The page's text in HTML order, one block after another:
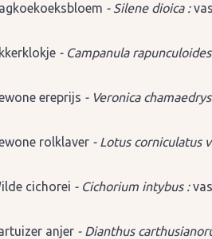
- Silene dioica :
- Campanula
ereprijs - Veronica
rolklaver - Lotus corniculatus
cichorei - Cichorium intybus :
anjer - Dianthus